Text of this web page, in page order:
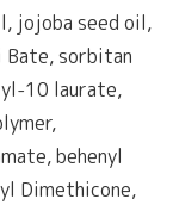
jojoba seed oil,
sorbitan
10 laurate,
behenyl
Dimethicone,